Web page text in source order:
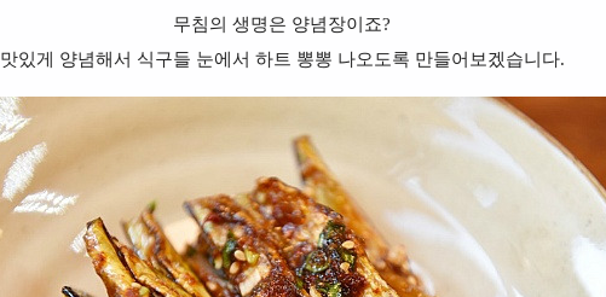
무침의 생명은 양념장이죠?
맛있게 양념해서 식구들 눈에서 하트 뽕뽕 나오도록 만들어보겠습니다.